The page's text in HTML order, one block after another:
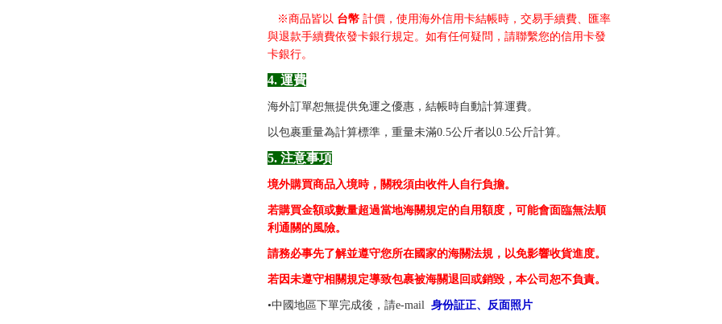
※商品皆以 台幣 計價，使用海外信用卡結帳時，交易手續費、匯率
與退款手續費依發卡銀行規定。如有任何疑問，請聯繫您的信用卡發
卡銀行。
4. 運費
海外訂單恕無提供免運之優惠，結帳時自動計算運費。
以包裹重量為計算標準，重量未滿0.5公斤者以0.5公斤計算。
5. 注意事項
境外購買商品入境時，關稅須由收件人自行負擔。
若購買金額或數量超過當地海關規定的自用額度，可能會面臨無法順
利通關的風險。
請務必事先了解並遵守您所在國家的海關法規，以免影響收貨進度。
若因未遵守相關規定導致包裹被海關退回或銷毀，本公司恕不負責。
•中國地區下單完成後，請e-mail 身份証正、反面照片